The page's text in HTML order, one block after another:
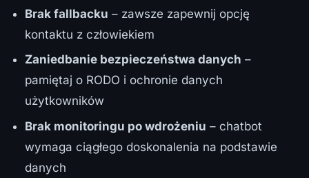
Brak fallbacku – zawsze zapewnij opcję
kontaktu z człowiekiem
Zaniedbanie bezpieczeństwa danych –
pamiętaj o RODO i ochronie danych
użytkowników
Brak monitoringu po wdrożeniu – chatbot
wymaga ciągłego doskonalenia na podstawie
danych